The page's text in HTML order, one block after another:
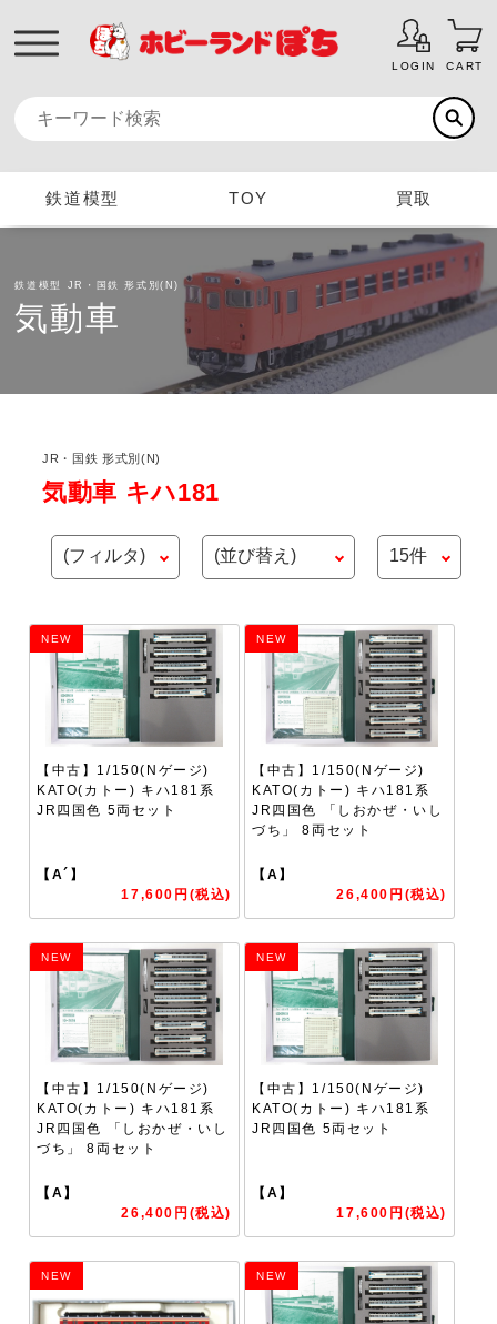
LOGIN CART
鉄道模型 TOY 買取
鉄道模型 JR・国鉄 形式別(N)
気動車
JR・国鉄 形式別(N)
気動車 キハ181
NEW
【中古】1/150(Nゲージ)
KATO(カトー) キハ181系
JR四国色 5両セット
【A´】
17,600円(税込)
NEW
【中古】1/150(Nゲージ)
KATO(カトー) キハ181系
JR四国色 「しおかぜ・いし
づち」 8両セット
【A】
26,400円(税込)
NEW
【中古】1/150(Nゲージ)
KATO(カトー) キハ181系
JR四国色 「しおかぜ・いし
づち」 8両セット
【A】
26,400円(税込)
NEW
【中古】1/150(Nゲージ)
KATO(カトー) キハ181系
JR四国色 5両セット
【A】
17,600円(税込)
NEW NEW